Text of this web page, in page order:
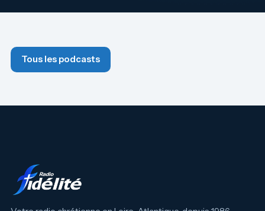
Tous les podcasts